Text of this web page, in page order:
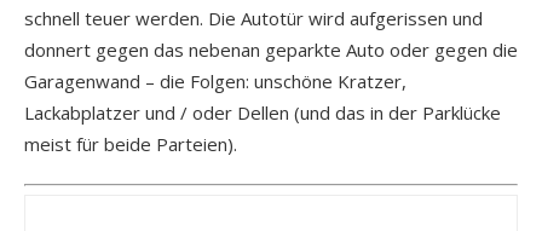
schnell teuer werden. Die Autotür wird aufgerissen und
donnert gegen das nebenan geparkte Auto oder gegen die
Garagenwand – die Folgen: unschöne Kratzer,
Lackabplatzer und / oder Dellen (und das in der Parklücke
meist für beide Parteien).